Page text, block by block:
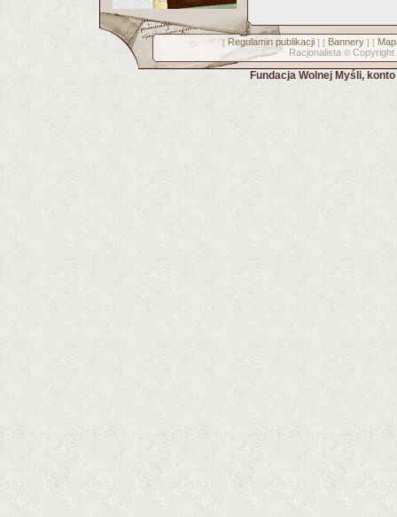
[ Regulamin publikacji] [ Bannery] [
Racjonalista © Copyright
Fundacja Wolnej Myśli,